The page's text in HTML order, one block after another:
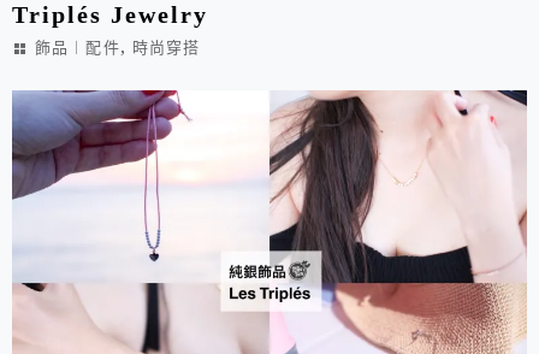
Triplés Jewelry
飾品︱配件, 時尚穿搭